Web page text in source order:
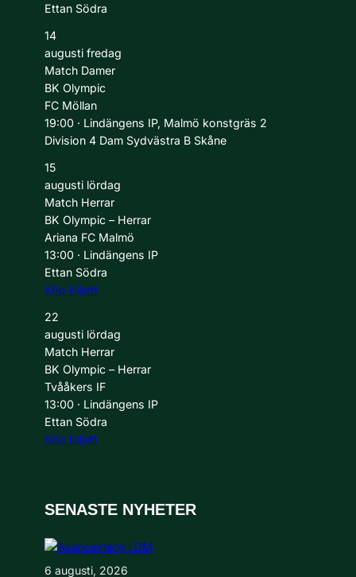
Ettan Södra
14
augusti fredag
Match Damer
BK Olympic
FC Möllan
19:00 · Lindängens IP, Malmö konstgräs 2
Division 4 Dam Sydvästra B Skåne
15
augusti lördag
Match Herrar
BK Olympic – Herrar
Ariana FC Malmö
13:00 · Lindängens IP
Ettan Södra
Köp biljett
22
augusti lördag
Match Herrar
BK Olympic – Herrar
Tvååkers IF
13:00 · Lindängens IP
Ettan Södra
Köp biljett
SENASTE NYHETER
6 augusti, 2026